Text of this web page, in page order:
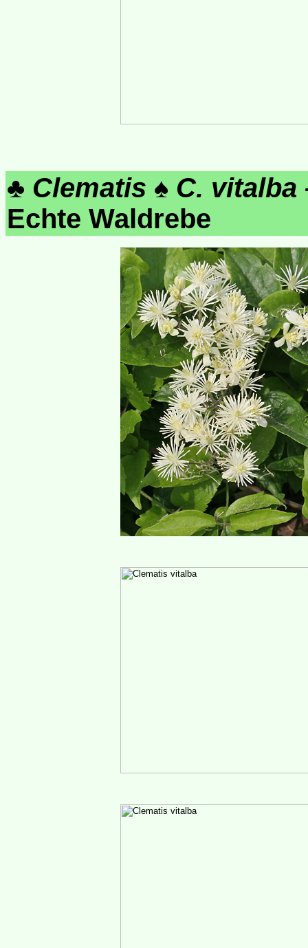
♣ Clematis ♠ C. vitalba
Echte Waldrebe